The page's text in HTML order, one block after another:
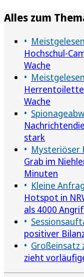
Alles zum
Hochschul-
Wache
Herrentoilette
Wache
stark
Mysteriöser
Grab im
Minuten
Kleine
Hotspot in
als 4000
positiver
Großeinsatz
zieht